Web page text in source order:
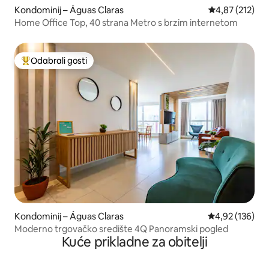
Kondominij – Águas Claras Prosječna
4,87 (212)
Home Office Top, 40 strana Metro s brzim internetom
Među najviše rangiranima s oznakom „Odabrali gosti”
Odabrali gosti
Kondominij – Águas Claras Prosječna
4,92 (136)
Moderno trgovačko središte 4Q Panoramski pogled
Kuće prikladne za obitelji